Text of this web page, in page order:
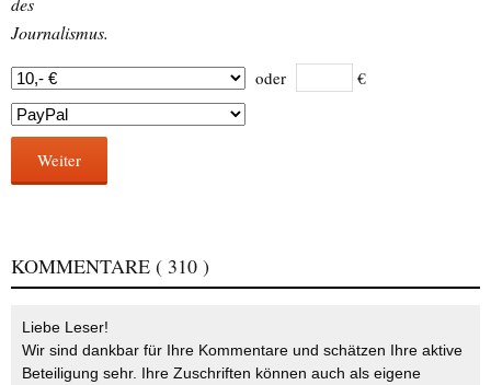
Journalismus.
oder €
Weiter
KOMMENTARE ( 310 )
Liebe Leser!
Wir sind dankbar für Ihre Kommentare und schätzen Ihre aktive
Beteiligung sehr. Ihre Zuschriften können auch als eigene